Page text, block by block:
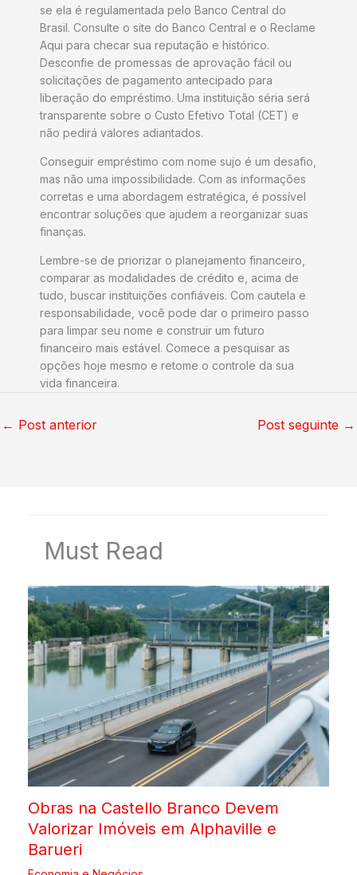
se ela é regulamentada pelo Banco Central do
Brasil. Consulte o site do Banco Central e o Reclame
Aqui para checar sua reputação e histórico.
Desconfie de promessas de aprovação fácil ou
solicitações de pagamento antecipado para
liberação do empréstimo. Uma instituição séria será
transparente sobre o Custo Efetivo Total (CET) e
não pedirá valores adiantados.
Conseguir empréstimo com nome sujo é um desafio,
mas não uma impossibilidade. Com as informações
corretas e uma abordagem estratégica, é possível
encontrar soluções que ajudem a reorganizar suas
finanças.
Lembre-se de priorizar o planejamento financeiro,
comparar as modalidades de crédito e, acima de
tudo, buscar instituições confiáveis. Com cautela e
responsabilidade, você pode dar o primeiro passo
para limpar seu nome e construir um futuro
financeiro mais estável. Comece a pesquisar as
opções hoje mesmo e retome o controle da sua
vida financeira.
← Post anterior Post seguinte →
Must Read
Obras na Castello Branco Devem
Valorizar Imóveis em Alphaville e
Barueri